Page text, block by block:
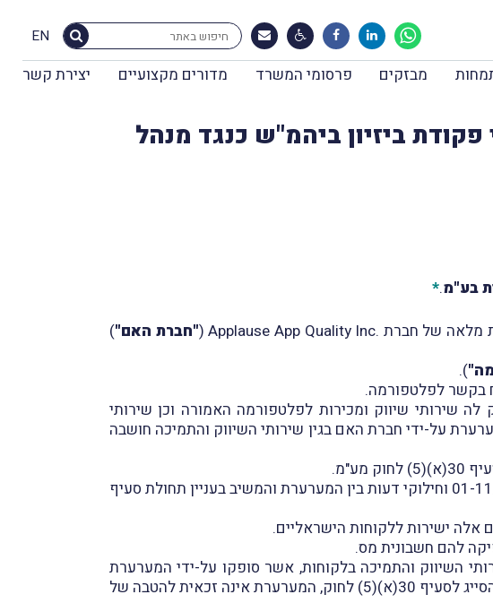
EN
מבזקים פרסומי המשרד מדורים מקצועיים יצירת קשר
ביזיון ביהמ"ש כנגד מנהל
בע"מ.
*
מלאה של חברת Applause App Quality Inc.
("חברת האם")
).
לה שירותי שיווק ומכירות לפלטפורמה האמורה וכן שירותי
על-ידי חברת האם בגין שירותי השיווק והתמיכה חושבה
בעקבות ביקורת חשבונות שביצע המשיב, מנהל מע"מ פתח-תקווה, לתקופות 10-12/2015– 01-11/2016 וחילוקי דעות בין המערערת והמשיב בעניין תחולת סעיף
ישירות ללקוחות הישראליים.
להם חשבונית מס.
השיווק והתמיכה בלקוחות, אשר סופקו על-ידי המערערת
לחברת האם בתקופת השומה, ניתנו גם לתושב ישראל בישראל בנוסף לחברת האם; ומשכך, ועל-פי הסייג לסעיף 30(א)(5) לחוק, המערערת אינה זכאית להטבה של